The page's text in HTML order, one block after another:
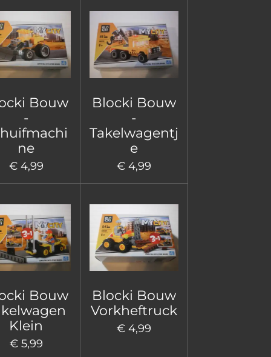
Bouw
-
ne
€ 4,99
Blocki Bouw
-
Takelwagentj
e
€ 4,99
Bouw
Klein
€ 5,99
Blocki Bouw
Vorkheftruck
€ 4,99